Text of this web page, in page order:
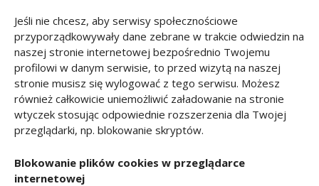
Jeśli nie chcesz, aby serwisy społecznościowe
przyporządkowywały dane zebrane w trakcie odwiedzin na
naszej stronie internetowej bezpośrednio Twojemu
profilowi w danym serwisie, to przed wizytą na naszej
stronie musisz się wylogować z tego serwisu. Możesz
również całkowicie uniemożliwić załadowanie na stronie
wtyczek stosując odpowiednie rozszerzenia dla Twojej
przeglądarki, np. blokowanie skryptów.
Blokowanie plików cookies w przeglądarce
internetowej